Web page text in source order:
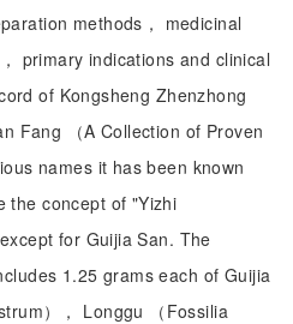
methods， medicinal
primary indications and clinical
of Kongsheng Zhenzhong
Fang （A Collection of Proven
names it has been known
the concept of "Yizhi
for Guijia San. The
1.25 grams each of Guijia
）， Longgu （Fossilia